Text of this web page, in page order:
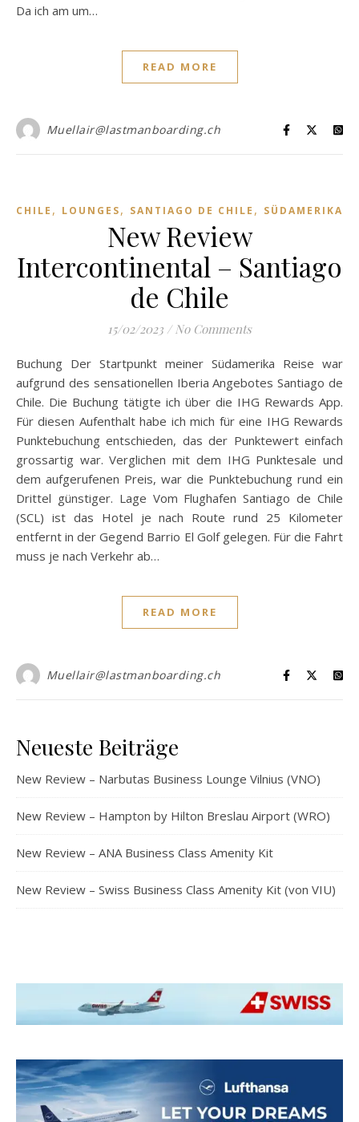
Da ich am um…
READ MORE
Muellair@lastmanboarding.ch
CHILE , LOUNGES, SANTIAGO DE CHILE , SÜDAMERIKA
New Review
Intercontinental – Santiago
de Chile
15/02/2023 / No Comments
Buchung Der Startpunkt meiner Südamerika Reise war
aufgrund des sensationellen Iberia Angebotes Santiago de
Chile. Die Buchung tätigte ich über die IHG Rewards App.
Für diesen Aufenthalt habe ich mich für eine IHG Rewards
Punktebuchung entschieden, das der Punktewert einfach
grossartig war. Verglichen mit dem IHG Punktesale und
dem aufgerufenen Preis, war die Punktebuchung rund ein
Drittel günstiger. Lage Vom Flughafen Santiago de Chile
(SCL) ist das Hotel je nach Route rund 25 Kilometer
entfernt in der Gegend Barrio El Golf gelegen. Für die Fahrt
muss je nach Verkehr ab…
READ MORE
Muellair@lastmanboarding.ch
Neueste Beiträge
New Review – Narbutas Business Lounge Vilnius (VNO)
New Review – Hampton by Hilton Breslau Airport (WRO)
New Review – ANA Business Class Amenity Kit
New Review – Swiss Business Class Amenity Kit (von VIU)